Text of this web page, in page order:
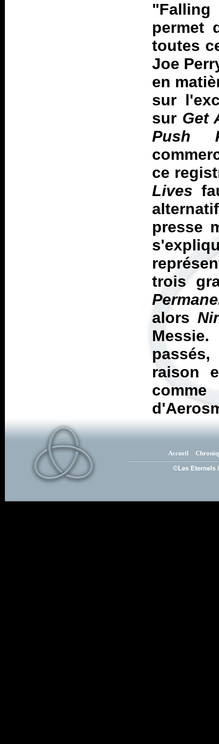
permet
toutes
Joe
en
sur
sur Get
Push
ce
Lives
presse
trois
alors
raison
comme
Accueil
©Les Eternels